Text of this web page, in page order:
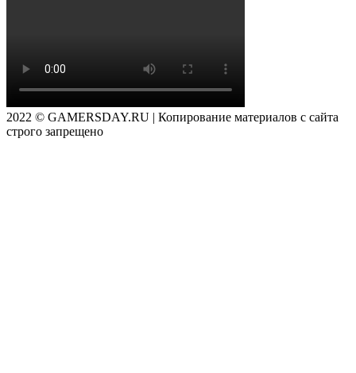
2022 © GAMERSDAY.RU | Копирование материалов с сайта
строго запрещено